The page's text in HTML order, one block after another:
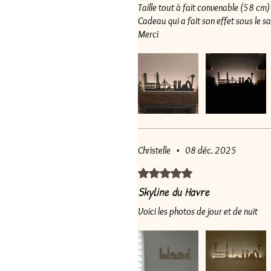
Taille tout à fait convenable (58 cm)
Cadeau qui a fait son effet sous le
Merci
Christelle • 08 déc. 2025
Noté 5 sur 5.
Skyline du Havre
Voici les photos de jour et de nuit